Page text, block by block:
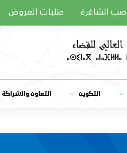
الشاغرة طلبات العروض
التكوين التعاون والشراكة